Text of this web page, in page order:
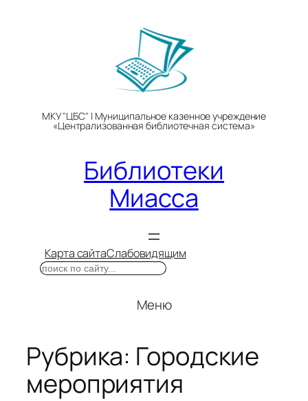
МКУ "ЦБС" | Муниципальное казенное учреждение
«Централизованная библиотечная система»
Библиотеки
Миасса
Карта сайтаСлабовидящим
Поиск
Меню
Рубрика: Городские
мероприятия